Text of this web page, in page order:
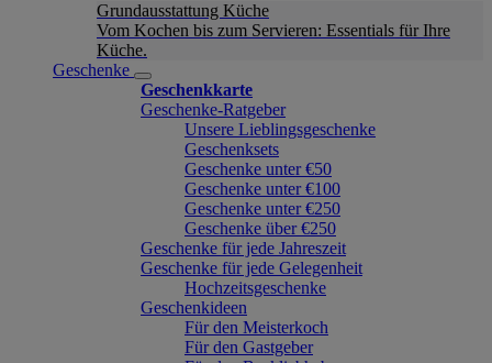
Grundausstattung Küche
Vom Kochen bis zum Servieren: Essentials für Ihre
Küche.
Geschenke
Geschenkkarte
Geschenke-Ratgeber
Unsere Lieblingsgeschenke
Geschenksets
Geschenke unter €50
Geschenke unter €100
Geschenke unter €250
Geschenke über €250
Geschenke für jede Jahreszeit
Geschenke für jede Gelegenheit
Hochzeitsgeschenke
Geschenkideen
Für den Meisterkoch
Für den Gastgeber